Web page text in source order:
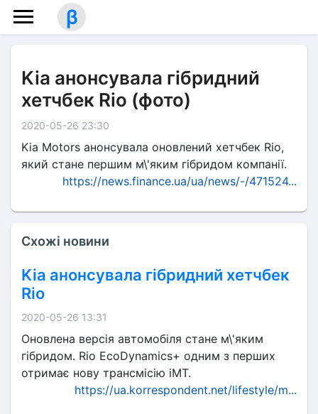
β
Kia анонсувала гібридний
хетчбек Rio (фото)
2020-05-26 23:30
Kia Motors анонсувала оновлений хетчбек Rio,
який стане першим м\'яким гібридом компанії.
https://news.finance.ua/ua/news/-/471524...
Схожі новини
Kia анонсувала гібридний хетчбек
Rio
2020-05-26 13:31
Оновлена ​​версія автомобіля стане м\'яким
гібридом. Rio EcoDynamics+ одним з перших
отримає нову трансмісію iMT.
https://ua.korrespondent.net/lifestyle/m...